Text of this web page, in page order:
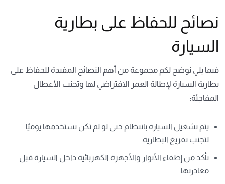
نصائح للحفاظ على بطارية
السيارة
فيما يلي نوضح لكم مجموعة من أهم النصائح المفيدة للحفاظ على
بطارية السيارة لإطالة العمر الافتراضي لها وتجنب الأعطال
المفاجئة:
يتم تشغيل السيارة بانتظام حتى لو لم تكن تستخدمها يوميًا
لتجنب تفريغ البطارية.
تأكد من إطفاء الأنوار والأجهزة الكهربائية داخل السيارة قبل
مغادرتها.